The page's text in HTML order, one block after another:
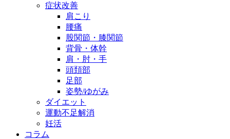
症状改善
肩こり
腰痛
股関節・膝関節
背骨・体幹
肩・肘・手
頭頚部
足部
姿勢/ゆがみ
ダイエット
運動不足解消
妊活
コラム